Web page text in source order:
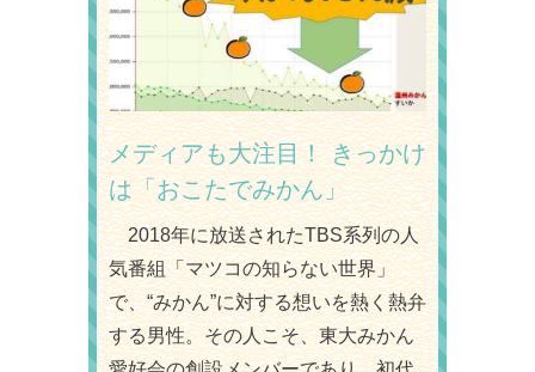
メディアも大注目！きっかけ
は「おこたでみかん」
2018年に放送されたTBS系列の人
気番組「マツコの知らない世界」
で、“みかん”に対する想いを熱く熱弁
する男性。その人こそ、東大みかん